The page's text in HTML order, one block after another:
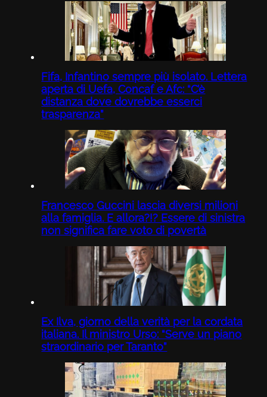
Fifa, Infantino sempre più isolato. Lettera
aperta di Uefa, Concaf e Afc: “C’è
distanza dove dovrebbe esserci
trasparenza”
Francesco Guccini lascia diversi milioni
alla famiglia. E allora?!? Essere di sinistra
non significa fare voto di povertà
Ex Ilva, giorno della verità per la cordata
italiana. Il ministro Urso: “Serve un piano
straordinario per Taranto”